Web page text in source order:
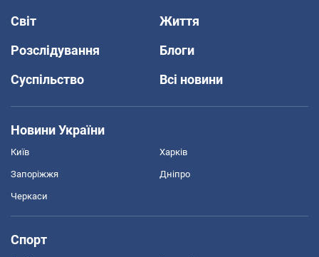
Світ
Життя
Розслідування
Блоги
Суспільство
Всі новини
Новини України
Київ Харків
Запоріжжя Дніпро
Черкаси
Спорт